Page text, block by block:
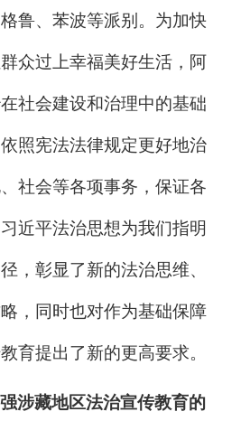
鲁、 苯波等派别。为加快
众过上幸福美好生活，阿
社会建设和治理中的基础
照宪法法律规定更好地治
社会等各项事务，保证各
近平法治思想为我们指明
，彰显了新的法治思维、
，同时也对作为基础保障
育提出了新的更高要求。
涉藏地区法治宣传教育的